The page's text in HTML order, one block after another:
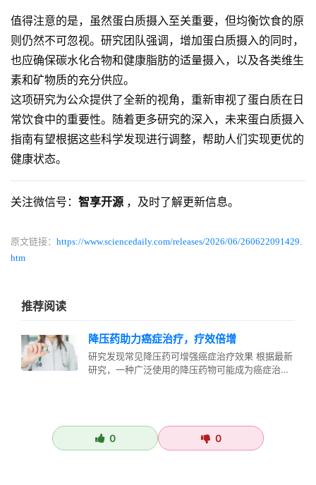
值得注意的是，虽然蛋白质摄入至关重要，但均衡饮食的原
则仍然不可忽视。研究团队强调，增加蛋白质摄入的同时，
也应确保碳水化合物和健康脂肪的适量摄入，以及各类维生
素和矿物质的充分供应。
这项研究为公众提供了全新的视角，重新审视了蛋白质在日
常饮食中的重要性。随着更多研究的深入，未来蛋白质摄入
指南有望根据这些科学发现进行调整，帮助人们实现更优的
健康状态。
关注微信号： 智享开源 ，及时了解更新信息。
原文链接： https://www.sciencedaily.com/releases/2026/06/260622091429.
htm
推荐阅读
降压药助力癌症治疗，疗效倍增
研究发现常见降压药可增强癌症治疗效果 根据最新
研究，一种广泛使用的降压药物可能成为癌症治疗
0 0